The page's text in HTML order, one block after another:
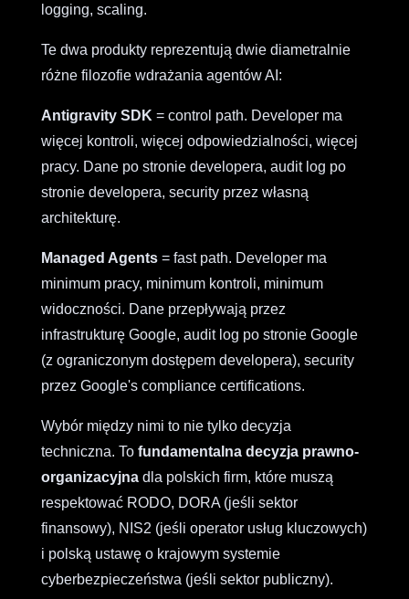
logging, scaling.
Te dwa produkty reprezentują dwie diametralnie
różne filozofie wdrażania agentów AI:
Antigravity SDK = control path. Developer ma
więcej kontroli, więcej odpowiedzialności, więcej
pracy. Dane po stronie developera, audit log po
stronie developera, security przez własną
architekturę.
Managed Agents= fast path. Developer ma
minimum pracy, minimum kontroli, minimum
widoczności. Dane przepływają przez
infrastrukturę Google, audit log po stronie Google
(z ograniczonym dostępem developera), security
przez Google's compliance certifications.
Wybór między nimi to nie tylko decyzja
techniczna. To fundamentalna decyzja prawno-
organizacyjnadla polskich firm, które muszą
respektować RODO, DORA (jeśli sektor
finansowy), NIS2 (jeśli operator usług kluczowych)
i polską ustawę o krajowym systemie
cyberbezpieczeństwa (jeśli sektor publiczny).